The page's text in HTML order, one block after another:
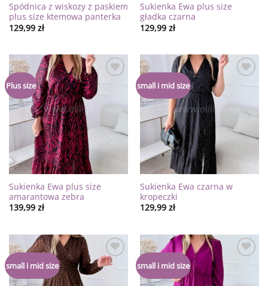
Spódnica z wiskozy z paskiem
plus size ktemowa panterka
129,99 zł
Sukienka Ewa plus size
gładka czarna
129,99 zł
Plus size
życzeń
Sukienka Ewa plus size
amarantowa zebra
139,99 zł
small i mid size
Sukienka Ewa czarna w
kropeczki
129,99 zł
small i mid size
Dodaj
do
small i mid size